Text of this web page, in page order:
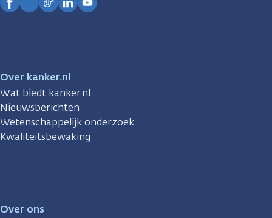
Over kanker.nl
Wat biedt kanker.nl
Nieuwsberichten
Wetenschappelijk onderzoek
Kwaliteitsbewaking
Over ons